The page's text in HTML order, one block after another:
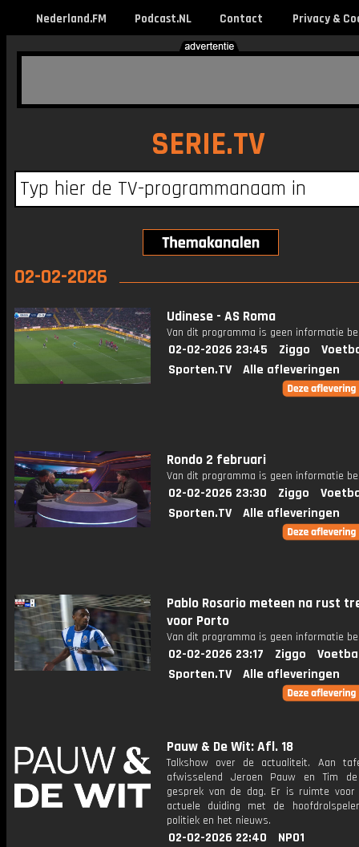
Nederland.FM Podcast.NL Contact Privacy &
SERIE.TV
02-02-2026
Udinese - AS Roma
Van dit programma is geen informatie
02-02-2026 23:45 Ziggo
Sporten.TV
Alle afleveringen
Rondo 2 februari
Van dit programma is geen informatie
02-02-2026 23:30 Ziggo
Sporten.TV
Alle afleveringen
Pablo Rosario meteen na rust
voor Porto
Van dit programma is geen informatie
02-02-2026 23:17 Ziggo
Sporten.TV
Alle afleveringen
Pauw & De Wit: Afl. 18
Talkshow over de actualiteit. Aan
afwisselend Jeroen Pauw en Tim
gesprek van de dag. Er is ruimte
actuele duiding met de
politiek en het nieuws.
02-02-2026 22:40
NPO1